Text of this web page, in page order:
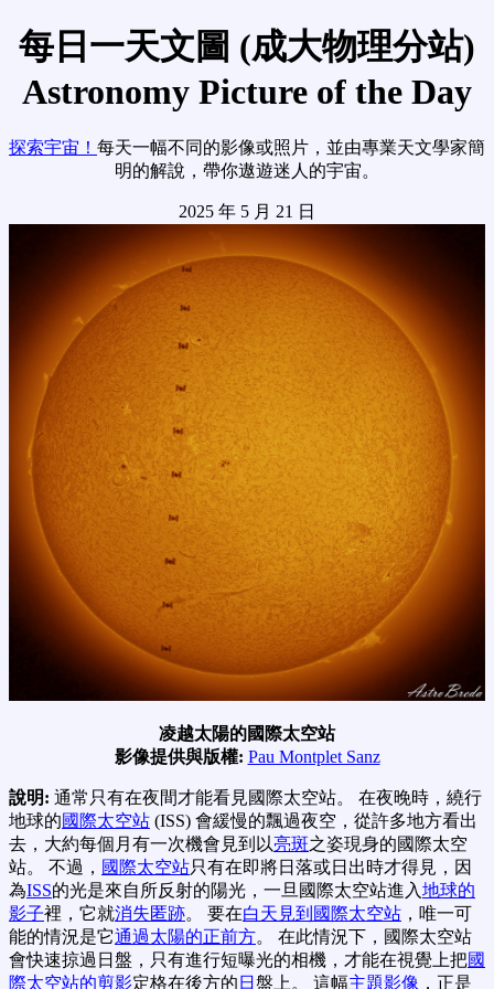
每日一天文圖 (成大物理分站)
Astronomy Picture of the Day
探索宇宙！ 每天一幅不同的影像或照片，並由專業天文學家簡
明的解說，帶你遨遊迷人的宇宙。
2025 年 5 月 21 日
凌越太陽的國際太空站
影像提供與版權: Pau Montplet Sanz
說明: 通常只有在夜間才能看見國際太空站。 在夜晚時，繞行
地球的國際太空站 (ISS) 會緩慢的飄過夜空，從許多地方看出
去，大約每個月有一次機會見到以亮斑之姿現身的國際太空
站。 不過， 國際太空站只有在即將日落或日出時才得見，因
為ISS的光是來自所反射的陽光，一旦國際太空站進入地球的
影子裡，它就消失匿跡。 要在白天見到國際太空站 ，唯一可
能的情況是它通過太陽的正前方。 在此情況下，國際太空站
會快速掠過日盤，只有進行短曝光的相機，才能在視覺上把國
際太空站的剪影定格在後方的 日 盤上。 這幅主題影像 ，正是